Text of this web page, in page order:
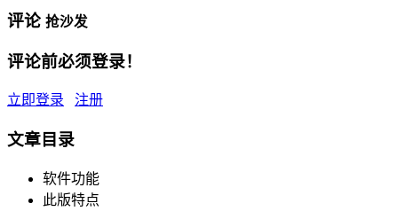
评论 抢沙发
评论前必须登录！
立即登录 注册
文章目录
软件功能
此版特点